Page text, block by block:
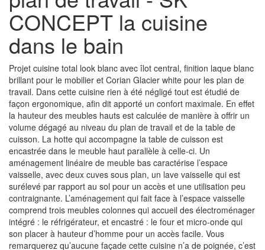
CONCEPT la cuisine
dans le bain
Projet cuisine total look blanc avec îlot central, finition laque blanc
brillant pour le mobilier et Corian Glacier white pour les plan de
travail. Dans cette cuisine rien à été négligé tout est étudié de
façon ergonomique, afin dit apporté un confort maximale. En effet
la hauteur des meubles hauts est calculée de manière à offrir un
volume dégagé au niveau du plan de travail et de la table de
cuisson. La hotte qui accompagne la table de cuisson est
encastrée dans le meuble haut parallèle à celle-ci. Un
aménagement linéaire de meuble bas caractérise l’espace
vaisselle, avec deux cuves sous plan, un lave vaisselle qui est
surélevé par rapport au sol pour un accès et une utilisation peu
contraignante. L’aménagement qui fait face à l’espace vaisselle
comprend trois meubles colonnes qui accueil des électroménager
intégré : le réfrigérateur, et encastré : le four et micro-onde qui
son placer à hauteur d’homme pour un accès facile. Vous
remarquerez qu’aucune façade cette cuisine n’a de poignée, c’est